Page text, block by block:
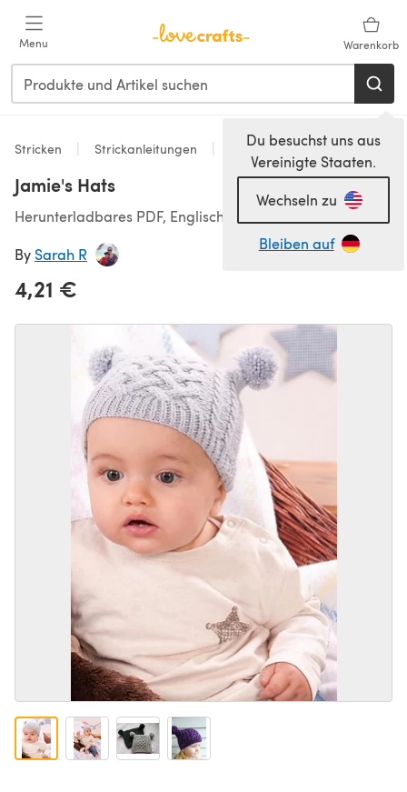
Menu Warenkorb
Du besuchst uns aus
Vereinigte Staaten.
Wechseln zu
Bleiben auf
Stricken Strickanleitungen Accessoires
Jamie's Hats
Herunterladbares PDF, Englisch
By Sarah R
4,21 €